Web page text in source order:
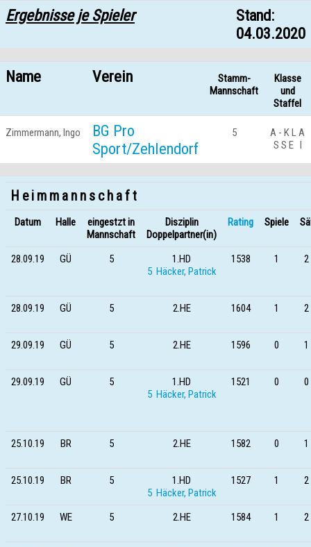
Ergebnisse je Spieler
Stand:
04.03.2020
Name Verein
Stamm-
Mannschaft
Klasse
und
Staffel
Zimmermann, Ingo
BG Pro
Sport/Zehlendorf
5
A - K L A
S S E I
H e i m m a n n s c h a f t
Datum Halle
eingestzt in
Mannschaft
Disziplin
Doppelpartner(in)
Rating Spiele
28.09.19 GÜ 5
1.HD
5 Häcker, Patrick
1538 1 2
28.09.19 GÜ 5 2.HE 1604 1 2
29.09.19 GÜ 5 2.HE 1596 0 1
29.09.19 GÜ 5
1.HD
5 Häcker, Patrick
1521 0 0
25.10.19 BR 5 2.HE 1582 0 1
25.10.19 BR 5
1.HD
5 Häcker, Patrick
1527 1 2
27.10.19 WE 5 2.HE 1584 1 2